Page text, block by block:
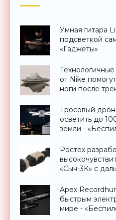
Умная гитара
подсветкой
«Гаджеты»
от Nike
ноги после
Тросовый
осветить до
земли -
Ростех
«Сыч-3К» с
Apex
быстрым
мире -